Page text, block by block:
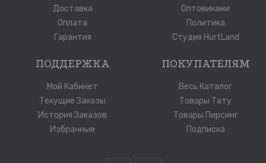
Доставка
Оплата
Гарантия
Оптовиками
Политика
Студия HurtLand
ПОДДЕРЖКА
Мой Кабинет
Текущие Заказы
История Заказов
Избранные
ПОКУПАТЕЛЯМ
Весь Каталог
Товары Тату
Товары Пирсинг
Подписка